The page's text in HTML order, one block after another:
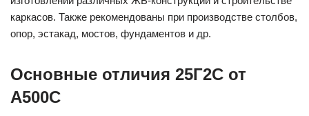
каркасов. Также рекомендованы при производстве столбов,
опор, эстакад, мостов, фундаментов и др.
Основные отличия 25Г2С от
А500С